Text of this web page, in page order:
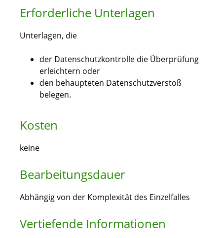
Erforderliche Unterlagen
Unterlagen, die
der Datenschutzkontrolle die Überprüfung
erleichtern oder
den behaupteten Datenschutzverstoß
belegen.
Kosten
keine
Bearbeitungsdauer
Abhängig von der Komplexität des Einzelfalles
Vertiefende Informationen